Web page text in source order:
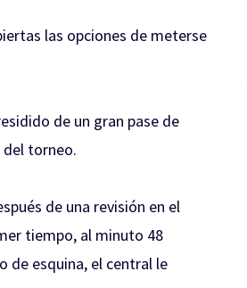
las opciones de meterse
de un gran pase de
del torneo.
de una revisión en el
tiempo, al minuto 48
de esquina, el central le